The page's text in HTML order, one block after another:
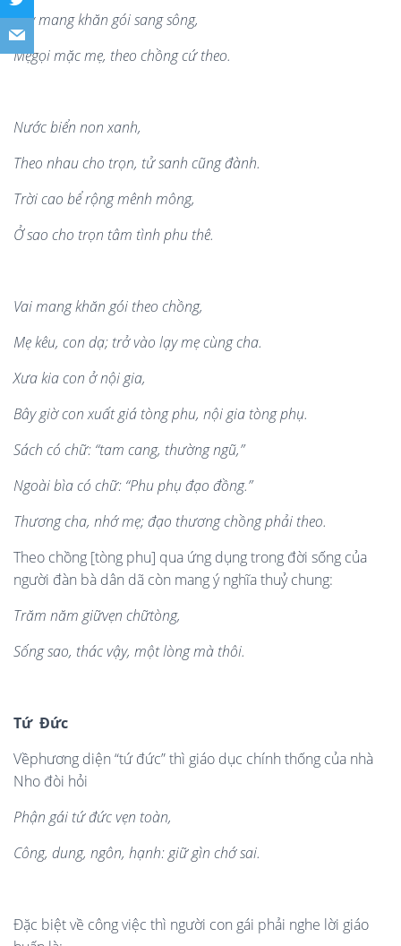
Tay mang khăn gói sang sông,
Mẹgọi mặc mẹ, theo chồng cứtheo.
Nước biển non xanh,
Theo nhau cho trọn, tửsanh cũng đành.
Trời cao bểrộng mênh mông,
Ởsao cho trọn tâm tình phu thê.
Vai mang khăn gói theo chồng,
Mẹkêu, con dạ; trởvào lạy mẹcùng cha.
Xưa kia con ởnội gia,
Bây giờcon xuất giá tòng phu, nội gia tòng phụ.
Sách có chữ: “tam cang, thường ngũ,”
Ngoài bìa có chữ: “Phu phụđạo đồng.”
Thương cha, nhớmẹ; đạo thương chồng phải theo.
Theo chồng [tòng phu] qua ứng dụng trong đời sống của
người đàn bà dân dã còn mang ý nghĩa thuỷ chung:
Trăm năm giữvẹn chữtòng,
Sống sao, thác vậy, một lòng mà thôi.
Tứ Đức
Vềphương diện “tứ đức” thì giáo dục chính thống của nhà
Nho đòi hỏi
Phận gái tứ đức vẹn toàn,
Công, dung, ngôn, hạnh: giữgìn chớ sai.
Đặc biệt về công việc thì người con gái phải nghe lời giáo